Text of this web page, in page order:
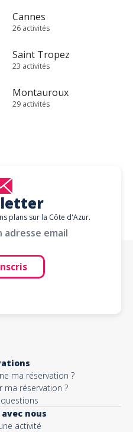
Cannes
26 activités
Saint Tropez
23 activités
Montauroux
29 activités
plans sur la Côte d'Azur.
adresse email
ma réservation ?
ma réservation ?
nous
activité